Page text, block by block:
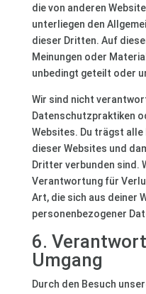
die von anderen
unterliegen den
dieser Dritten. Auf
Meinungen oder
unbedingt geteilt oder
Wir sind nicht
Datenschutzpraktiken
Websites. Du trägst alle
dieser Websites und
Dritter verbunden sind.
Verantwortung für
Art, die sich aus deiner
personenbezogener
6.
Umgang
Durch den Besuch